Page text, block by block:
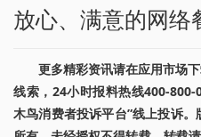
放心、满意的网络
更多精彩资讯请在应用市场
线索，24小时报料热线400-
木鸟消费者投诉平台”线上投诉